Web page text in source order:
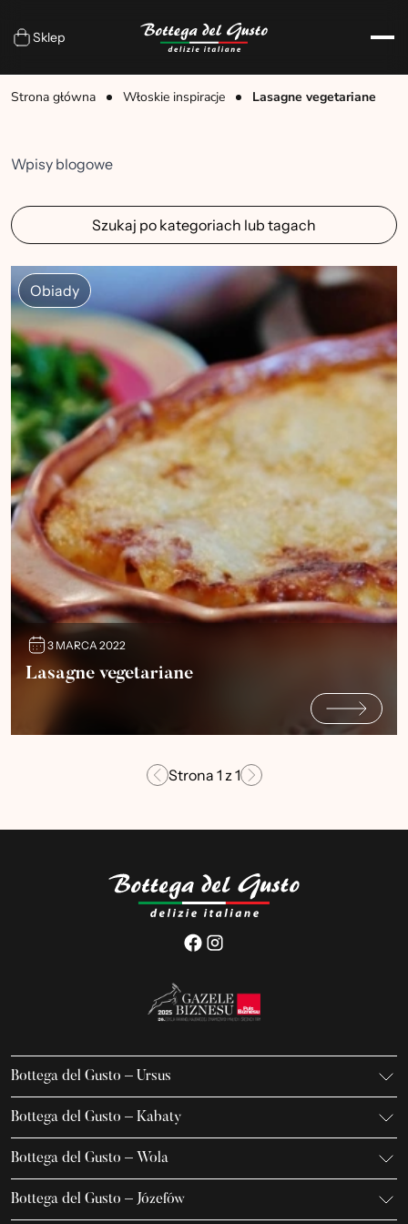
Sklep
Strona główna Włoskie inspiracje Lasagne vegetariane
Wpisy blogowe
Szukaj po kategoriach lub tagach
Obiady
3 MARCA 2022
Lasagne vegetariane
Strona 1 z1
Bottega del Gusto – Ursus
K. Gierdziejewskiego 7
02-495 Warszawa
+48 666 736 899
Bottega del Gusto – Kabaty
Iwanowa-Szajnowicza 7/U1
02-796 Warszawa
+48 600 155 636
Bottega del Gusto – Wola
Jana Kazimierza 23/U5
01-248 Warszawa
Bottega del Gusto – Józefów